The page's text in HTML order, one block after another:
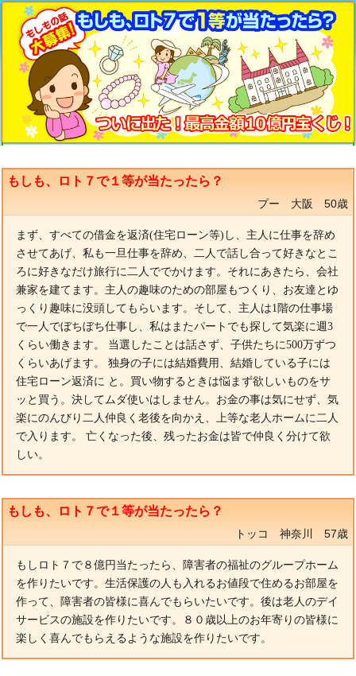
もしも、ロト７で１等が当たったら？
プー 大阪 50歳
まず、すべての借金を返済(住宅ローン等)し、主人に仕事を辞め
させてあげ、私も一旦仕事を辞め、二人で話し合って好きなとこ
ろに好きなだけ旅行に二人ででかけます。それにあきたら、会社
兼家を建てます。主人の趣味のための部屋もつくり、お友達とゆ
っくり趣味に没頭してもらいます。そして、主人は1階の仕事場
で一人でぼちぼち仕事し、私はまたパートでも探して気楽に週3
くらい働きます。 当選したことは話さず、子供たちに500万ずつ
くらいあげます。 独身の子には結婚費用、結婚している子には
住宅ローン返済に と。買い物するときは悩まず欲しいものをサ
ッと買う。決してムダ使いはしません。お金の事は気にせず、気
楽にのんびり二人仲良く老後を向かえ、上等な老人ホームに二人
で入ります。 亡くなった後、残ったお金は皆で仲良く分けて欲
しい。
もしも、ロト７で１等が当たったら？
トッコ 神奈川 57歳
もしロト７で８億円当たったら、障害者の福祉のグループホーム
を作りたいです。生活保護の人も入れるお値段で住めるお部屋を
作って、障害者の皆様に喜んでもらいたいです。後は老人のデイ
サービスの施設を作りたいです。８０歳以上のお年寄りの皆様に
楽しく喜んでもらえるような施設を作りたいです。